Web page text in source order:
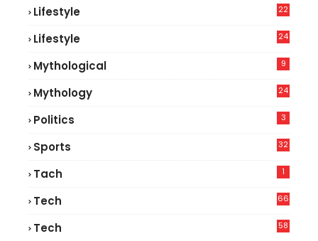
Lifestyle
22
Lifestyle
24
Mythological 9
Mythology 24
Politics 3
Sports 32
Tach 1
Tech
66
Tech
58